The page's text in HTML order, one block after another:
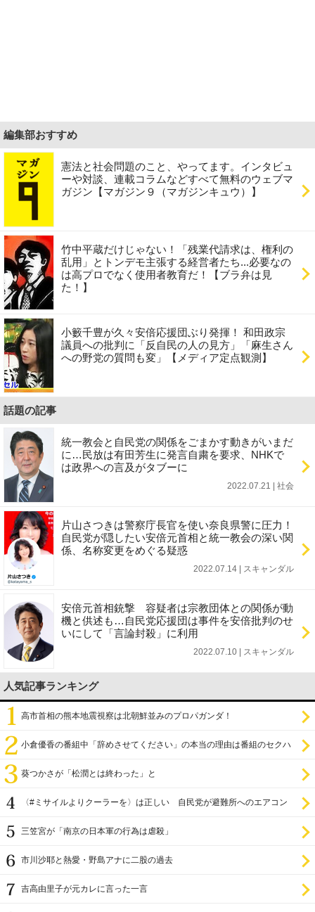
編集部おすすめ
憲法と社会問題のこと、やってます。インタビュ
ーや対談、連載コラムなどすべて無料のウェブマ
ガジン【マガジン９（マガジンキュウ）】
竹中平蔵だけじゃない！「残業代請求は、権利の
乱用」とトンデモ主張する経営者たち...必要なの
は高プロでなく使用者教育だ！【ブラ弁は見
た！】
小籔千豊が久々安倍応援団ぶり発揮！ 和田政宗
議員への批判に「反自民の人の見方」「麻生さん
への野党の質問も変」【メディア定点観測】
話題の記事
統一教会と自民党の関係をごまかす動きがいまだ
に…民放は有田芳生に発言自粛を要求、NHKで
は政界への言及がタブーに
2022.07.21 | 社会
片山さつきは警察庁長官を使い奈良県警に圧力！
自民党が隠したい安倍元首相と統一教会の深い関
係、名称変更をめぐる疑惑
2022.07.14 | スキャンダル
安倍元首相銃撃 容疑者は宗教団体との関係が動
機と供述も…自民党応援団は事件を安倍批判のせ
いにして「言論封殺」に利用
2022.07.10 | スキャンダル
人気記事ランキング
高市首相の熊本地震視察は北朝鮮並みのプロパガンダ！
小倉優香の番組中「辞めさせてください」の本当の理由は番組のセクハ
葵つかさが「松潤とは終わった」と
〈#ミサイルよりクーラーを〉は正しい 自民党が避難所へのエアコン
三笠宮が「南京の日本軍の行為は虐殺」
市川沙耶と熱愛・野島アナに二股の過去
吉高由里子が元カレに言った一言